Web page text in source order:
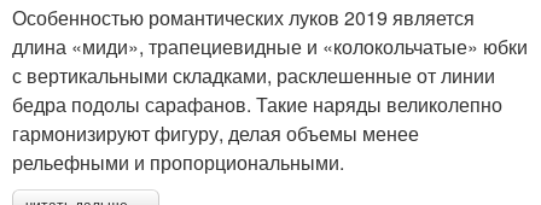
Особенностью романтических луков 2019 является
длина «миди», трапециевидные и «колокольчатые» юбки
с вертикальными складками, расклешенные от линии
бедра подолы сарафанов. Такие наряды великолепно
гармонизируют фигуру, делая объемы менее
рельефными и пропорциональными.